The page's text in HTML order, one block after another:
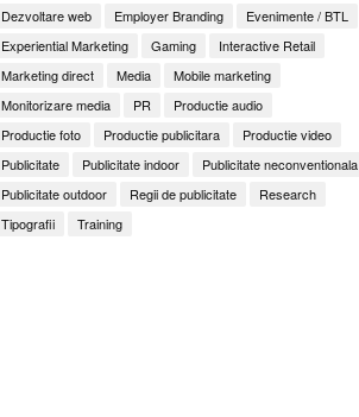
Dezvoltare web
Employer Branding
Evenimente / BTL
Experiential Marketing
Gaming
Interactive Retail
Marketing direct
Media
Mobile marketing
Monitorizare media
PR
Productie audio
Productie foto
Productie publicitara
Productie video
Publicitate
Publicitate indoor
Publicitate neconventionala
Publicitate outdoor
Regii de publicitate
Research
Tipografii
Training